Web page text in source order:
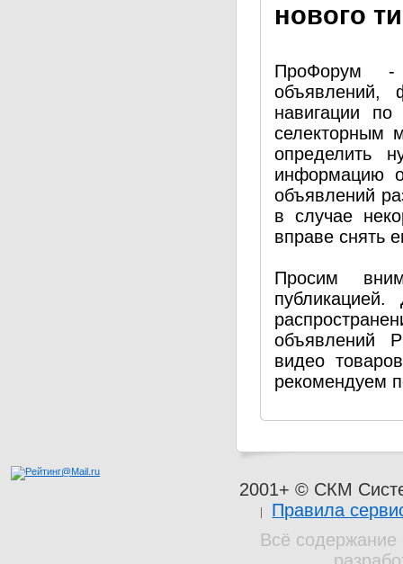
нового
ПроФорум -
объявлений,
навигации по
селекторным
определить
информацию
объявлений
в случае
вправе снять
Просим
объявлений
видео
рекомендуем
2001+ © СКМ
Правила
Всё содержание